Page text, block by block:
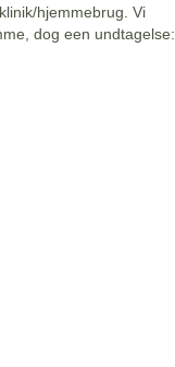
hjemmebrug. Vi
dog een undtagelse: